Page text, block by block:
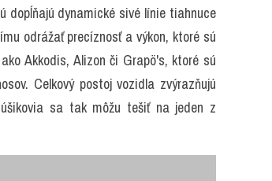
dopĺňajú dynamické sivé línie tiahnuce
odrážať precíznosť a výkon, ktoré sú
Akkodis, Alizon či Grapö's, ktoré sú
Celkový postoj vozidla zvýrazňujú
sa tak môžu tešiť na jeden z